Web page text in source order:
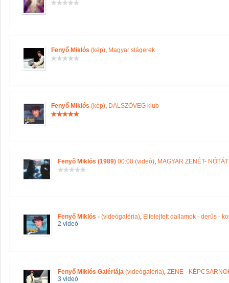
Fenyő Miklós (kép), Magyar slágerek
Fenyő Miklós (kép), DALSZÖVEG klub
Fenyő Miklós (1989) 00:00 (videó), MAGYAR ZENÉT-
Fenyő Miklós - (videógaléria), Elfelejtett dallamok - derűs -
2 videó
Fenyő Miklós Galériája (videógaléria), ZENE -
3 videó